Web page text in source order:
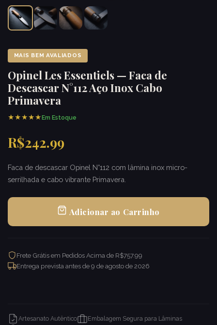
MAIS BEM AVALIADOS
Opinel Les Essentiels — Faca de
Descascar N°112 Aço Inox Cabo
Primavera
★★★★★Em Estoque
R$242.99
Faca de descascar Opinel N°112 com lâmina inox micro-
serrilhada e cabo vibrante Primavera.
Adicionar ao Carrinho
Frete Grátis em Pedidos Acima de R$757.99
Entrega prevista antes de9 de agosto de 2026
Artesanato Autêntico
Embalagem Segura para Lâminas